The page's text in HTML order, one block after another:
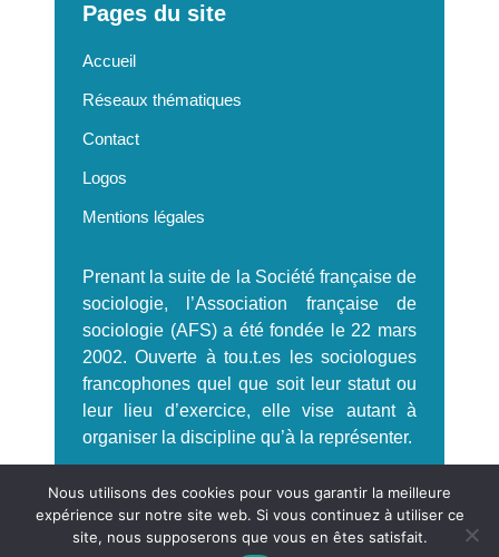
Pages du site
Accueil
Réseaux thématiques
Contact
Logos
Mentions légales
Prenant la suite de la Société française de
sociologie, l’Association française de
sociologie (AFS) a été fondée le 22 mars
2002. Ouverte à tou.t.es les sociologues
francophones quel que soit leur statut ou
leur lieu d’exercice, elle vise autant à
organiser la discipline qu’à la représenter.
S'incrire à la Newsletter AFS
Nous utilisons des cookies pour vous garantir la meilleure
expérience sur notre site web. Si vous continuez à utiliser ce
site, nous supposerons que vous en êtes satisfait.